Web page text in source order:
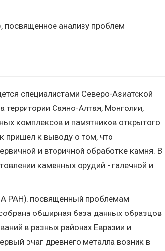
посвященное анализу проблем
специалистами Северо-Азиатской
территории Саяно-Алтая, Монголии,
комплексов и памятников открытого
пришел к выводу о том, что
и вторичной обработке камня. В
каменных орудий - галечной и
РАН), посвященный проблемам
обширная база данных образцов
в разных районах Евразии и
очаг древнего металла возник в